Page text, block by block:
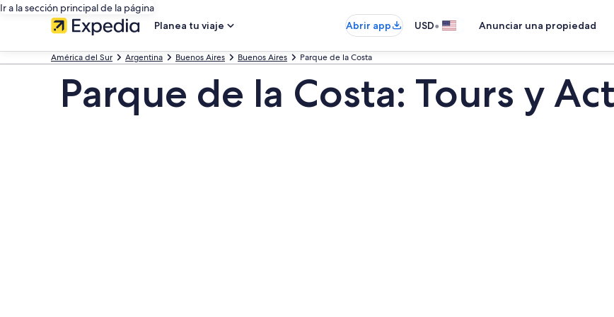
Ir a la sección principal de la página
Planea tu viaje
Abrir app USD• Anunciar una propiedad
América del Sur Argentina Buenos Aires Buenos Aires Parque de la Costa
Parque de la Costa: Tours y